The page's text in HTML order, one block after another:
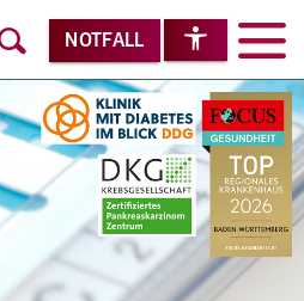
NOTFALL